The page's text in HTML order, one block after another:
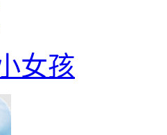
女孩